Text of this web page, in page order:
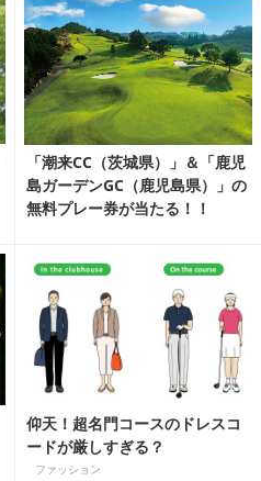
「潮来CC（茨城県）」＆「鹿児
島ガーデンGC（鹿児島県）」の
無料プレー券が当たる！！
仰天！超名門コースのドレスコ
ードが厳しすぎる？
ファッション